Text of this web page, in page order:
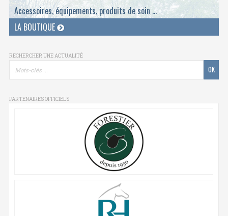
Accessoires, équipements, produits de soin ...
LA BOUTIQUE
RECHERCHER UNE ACTUALITÉ
PARTENAIRES OFFICIELS